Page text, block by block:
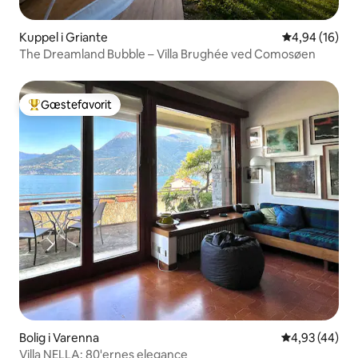
Kuppel i Griante 4,94 ud af 5 i
4,94 (16)
The Dreamland Bubble – Villa Brughée ved Comosøen
Bedste gæstefavorit
Gæstefavorit
Bolig i Varenna 4,93 ud af 5 i
4,93 (44)
Villa NELLA: 80'ernes elegance